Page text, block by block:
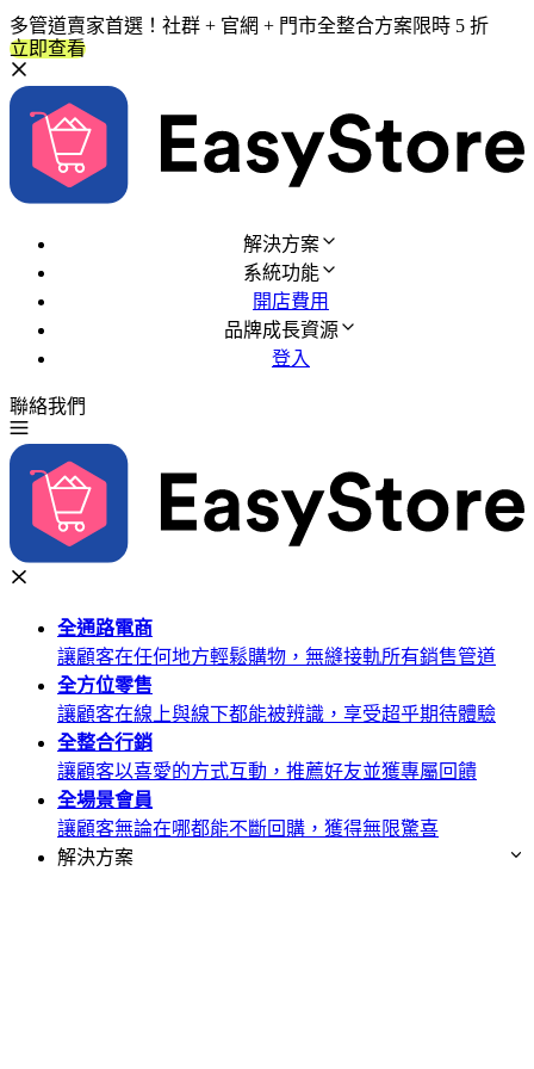
多管道賣家首選！社群 + 官網 + 門市全整合方案限時 5 折
立即查看
解決方案
系統功能
開店費用
品牌成長資源
登入
聯絡我們
全通路電商
讓顧客在任何地方輕鬆購物，無縫接軌所有銷售管道
全方位零售
讓顧客在線上與線下都能被辨識，享受超乎期待體驗
全整合行銷
讓顧客以喜愛的方式互動，推薦好友並獲專屬回饋
全場景會員
讓顧客無論在哪都能不斷回購，獲得無限驚喜
解決方案